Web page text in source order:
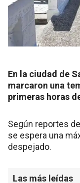
En la ciudad de
marcaron una
primeras horas
Según reportes
se espera una
despejado.
Las más leídas